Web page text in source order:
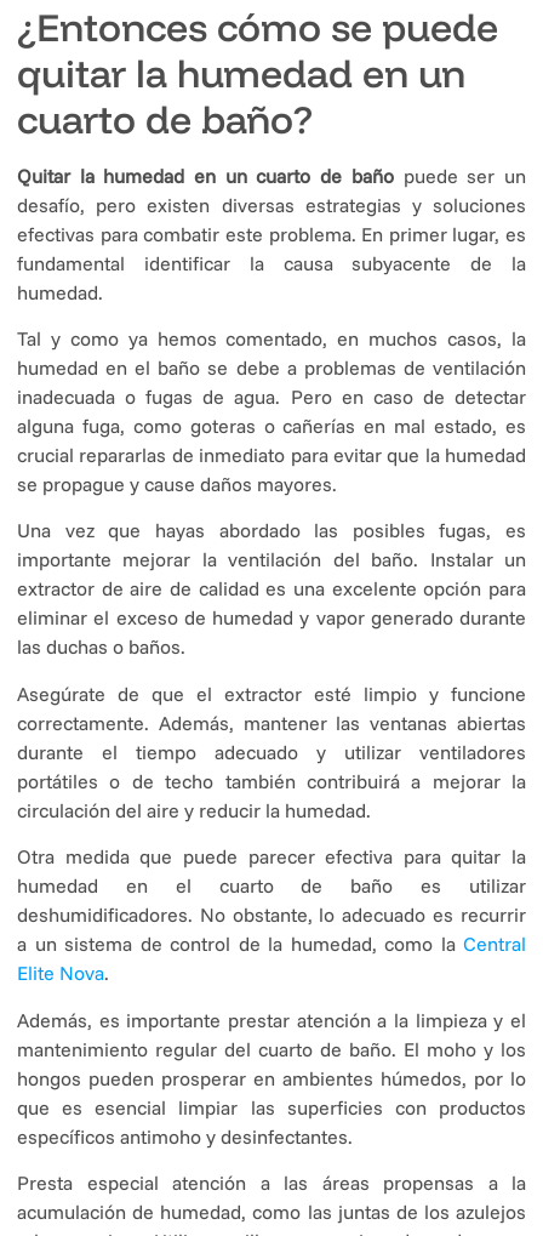
¿Entonces cómo se puede
quitar la humedad en un
cuarto de baño?
Quitar la humedad en un cuarto de bañopuede ser un
desafío, pero existen diversas estrategias y soluciones
efectivas para combatir este problema. En primer lugar, es
fundamental identificar la causa subyacente de la
humedad.
Tal y como ya hemos comentado, en muchos casos, la
humedad en el baño se debe a problemas de ventilación
inadecuada o fugas de agua. Pero en caso de detectar
alguna fuga, como goteras o cañerías en mal estado, es
crucial repararlas de inmediato para evitar que la humedad
se propague y cause daños mayores.
Una vez que hayas abordado las posibles fugas, es
importante mejorar la ventilación del baño. Instalar un
extractor de aire de calidad es una excelente opción para
eliminar el exceso de humedad y vapor generado durante
las duchas o baños.
Asegúrate de que el extractor esté limpio y funcione
correctamente. Además, mantener las ventanas abiertas
durante el tiempo adecuado y utilizar ventiladores
portátiles o de techo también contribuirá a mejorar la
circulación del aire y reducir la humedad.
Otra medida que puede parecer efectiva para quitar la
humedad en el cuarto de baño es utilizar
deshumidificadores. No obstante, lo adecuado es recurrir
a un sistema de control de la humedad, como la Central
Elite Nova.
Además, es importante prestar atención a la limpieza y el
mantenimiento regular del cuarto de baño. El moho y los
hongos pueden prosperar en ambientes húmedos, por lo
que es esencial limpiar las superficies con productos
específicos antimoho y desinfectantes.
Presta especial atención a las áreas propensas a la
acumulación de humedad, como las juntas de los azulejos